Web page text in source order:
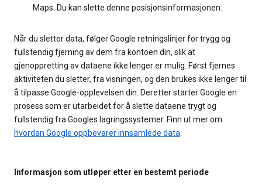
Maps. Du kan slette denne posisjonsinformasjonen.
Når du sletter data, følger Google retningslinjer for trygg og
fullstendig fjerning av dem fra kontoen din, slik at
gjenoppretting av dataene ikke lenger er mulig. Først fjernes
aktiviteten du sletter, fra visningen, og den brukes ikke lenger til
å tilpasse Google-opplevelsen din. Deretter starter Google en
prosess som er utarbeidet for å slette dataene trygt og
fullstendig fra Googles lagringssystemer. Finn ut mer om
hvordan Google oppbevarer innsamlede data
Informasjon som utløper etter en bestemt periode